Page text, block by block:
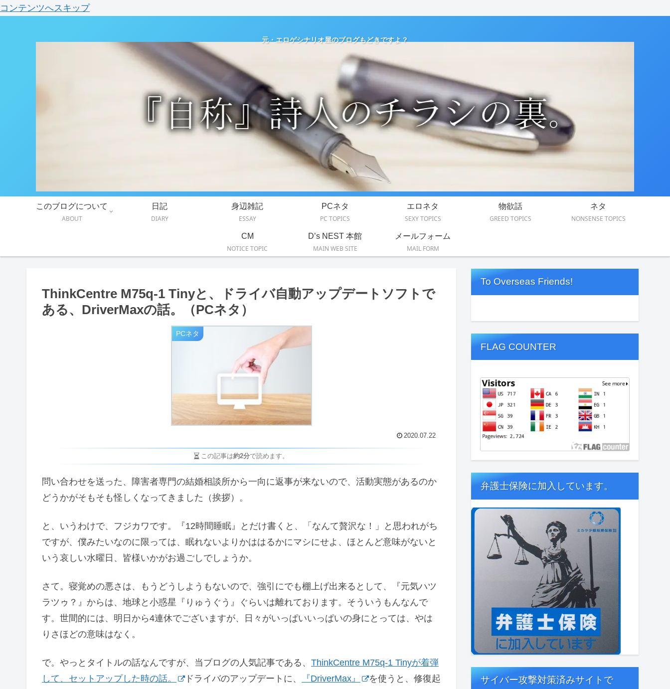
コンテンツへスキップ
元・エロゲシナリオ屋のブログもどきですよ？
このブログについて
ABOUT
日記
DIARY
身辺雑記
ESSAY
PCネタ
PC TOPICS
エロネタ
SEXY TOPICS
物欲話
GREED TOPICS
ネタ
NONSENSE TOPICS
CM
NOTICE TOPIC
D’s NEST 本館
MAIN WEB SITE
メールフォーム
MAIL FORM
ThinkCentre M75q-1 Tinyと、ドライバ自動アップデートソフトで
ある、DriverMaxの話。（PCネタ）
PCネタ
2020.07.22
この記事は約2分で読めます。
問い合わせを送った、障害者専門の結婚相談所から一向に返事が来ないので、活動実態があるのか
どうかがそもそも怪しくなってきました（挨拶）。
と、いうわけで、フジカワです。『12時間睡眠』とだけ書くと、「なんて贅沢な！」と思われがち
ですが、僕みたいなのに限っては、眠れないよりかははるかにマシにせよ、ほとんど意味がないと
いう哀しい水曜日、皆様いかがお過ごしでしょうか。
さて。寝覚めの悪さは、もうどうしようもないので、強引にでも棚上げ出来るとして、『元気ハツ
ラツゥ？』からは、地球と小惑星『りゅうぐう』ぐらいは離れております。そういうもんなんで
す。世間的には、明日から4連休でございますが、日々がいっぱいいっぱいの身にとっては、やは
りさほどの意味はなく。
で。やっとタイトルの話なんですが、当ブログの人気記事である、 ThinkCentre M75q-1 Tinyが着弾
して、セットアップした時の話。
ドライバのアップデートに、 『DriverMax』
を使うと、修復起
To Overseas Friends!
FLAG COUNTER
弁護士保険に加入しています。
サイバー攻撃対策済みサイトで